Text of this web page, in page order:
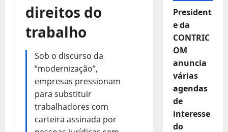
direitos do
trabalho
Sob o discurso da
“modernização”,
empresas pressionam
para substituir
trabalhadores com
carteira assinada por
President
e da
CONTRIC
OM
anuncia
várias
agendas
de
interesse
do